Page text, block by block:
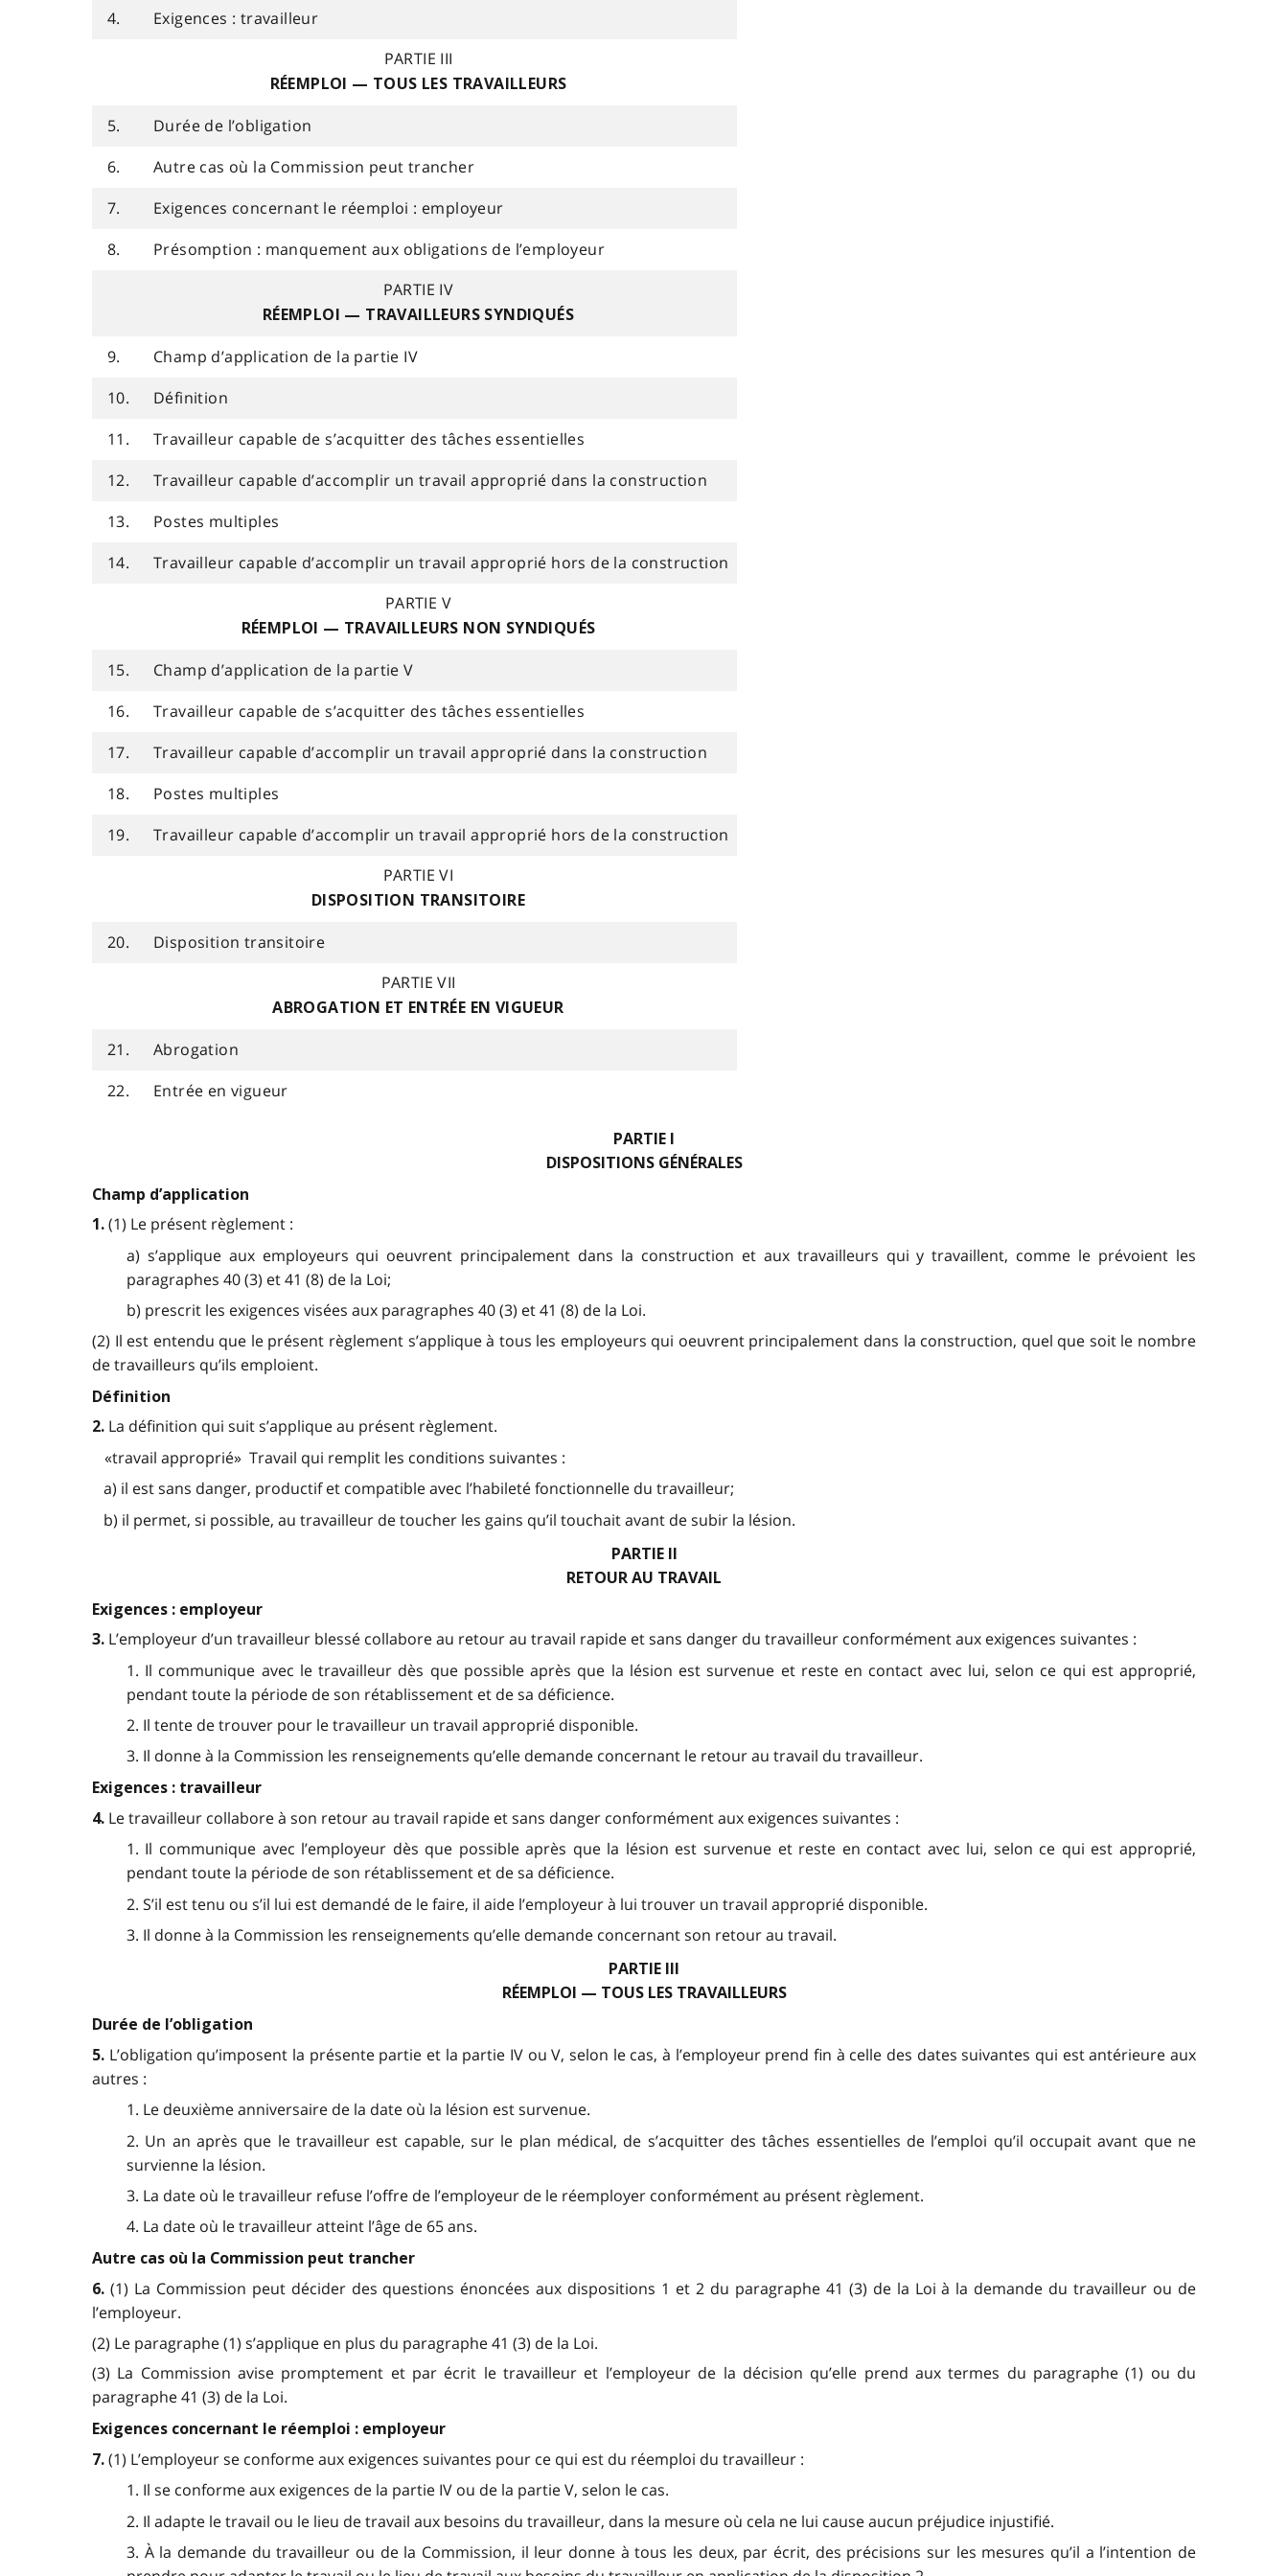
4.
Exigences : travailleur
PARTIE III
RÉEMPLOI — TOUS LES TRAVAILLEURS
5.
Durée de l’obligation
6.
Autre cas où la Commission peut trancher
7.
Exigences concernant le réemploi : employeur
8.
Présomption : manquement aux obligations de l’employeur
PARTIE IV
RÉEMPLOI — TRAVAILLEURS SYNDIQUÉS
9.
Champ d’application de la partie IV
10.
Définition
11.
Travailleur capable de s’acquitter des tâches essentielles
12.
Travailleur capable d’accomplir un travail approprié dans la construction
13.
Postes multiples
14.
Travailleur capable d’accomplir un travail approprié hors de la construction
PARTIE V
RÉEMPLOI — TRAVAILLEURS NON SYNDIQUÉS
15.
Champ d’application de la partie V
16.
Travailleur capable de s’acquitter des tâches essentielles
17.
Travailleur capable d’accomplir un travail approprié dans la construction
18.
Postes multiples
19.
Travailleur capable d’accomplir un travail approprié hors de la construction
PARTIE VI
DISPOSITION TRANSITOIRE
20.
Disposition transitoire
PARTIE VII
ABROGATION ET ENTRÉE EN VIGUEUR
21.
Abrogation
22.
Entrée en vigueur
PARTIE I
DISPOSITIONS GÉNÉRALES
Champ d’application
1. (1) Le présent règlement :
a) s’applique aux employeurs qui oeuvrent principalement dans la construction et aux travailleurs qui y travaillent, comme le prévoient les
paragraphes 40 (3) et 41 (8) de la Loi;
b) prescrit les exigences visées aux paragraphes 40 (3) et 41 (8) de la Loi.
(2) Il est entendu que le présent règlement s’applique à tous les employeurs qui oeuvrent principalement dans la construction, quel que soit le nombre
de travailleurs qu’ils emploient.
Définition
2. La définition qui suit s’applique au présent règlement.
«travail approprié» Travail qui remplit les conditions suivantes :
a) il est sans danger, productif et compatible avec l’habileté fonctionnelle du travailleur;
b) il permet, si possible, au travailleur de toucher les gains qu’il touchait avant de subir la lésion.
PARTIE II
RETOUR AU TRAVAIL
Exigences : employeur
3. L’employeur d’un travailleur blessé collabore au retour au travail rapide et sans danger du travailleur conformément aux exigences suivantes :
1. Il communique avec le travailleur dès que possible après que la lésion est survenue et reste en contact avec lui, selon ce qui est approprié,
pendant toute la période de son rétablissement et de sa déficience.
2. Il tente de trouver pour le travailleur un travail approprié disponible.
3. Il donne à la Commission les renseignements qu’elle demande concernant le retour au travail du travailleur.
Exigences : travailleur
4. Le travailleur collabore à son retour au travail rapide et sans danger conformément aux exigences suivantes :
1. Il communique avec l’employeur dès que possible après que la lésion est survenue et reste en contact avec lui, selon ce qui est approprié,
pendant toute la période de son rétablissement et de sa déficience.
2. S’il est tenu ou s’il lui est demandé de le faire, il aide l’employeur à lui trouver un travail approprié disponible.
3. Il donne à la Commission les renseignements qu’elle demande concernant son retour au travail.
PARTIE III
RÉEMPLOI — TOUS LES TRAVAILLEURS
Durée de l’obligation
5. L’obligation qu’imposent la présente partie et la partie IV ou V, selon le cas, à l’employeur prend fin à celle des dates suivantes qui est antérieure aux
autres :
1. Le deuxième anniversaire de la date où la lésion est survenue.
2. Un an après que le travailleur est capable, sur le plan médical, de s’acquitter des tâches essentielles de l’emploi qu’il occupait avant que ne
survienne la lésion.
3. La date où le travailleur refuse l’offre de l’employeur de le réemployer conformément au présent règlement.
4. La date où le travailleur atteint l’âge de 65 ans.
Autre cas où la Commission peut trancher
6. (1) La Commission peut décider des questions énoncées aux dispositions 1 et 2 du paragraphe 41 (3) de la Loi à la demande du travailleur ou de
l’employeur.
(2) Le paragraphe (1) s’applique en plus du paragraphe 41 (3) de la Loi.
(3) La Commission avise promptement et par écrit le travailleur et l’employeur de la décision qu’elle prend aux termes du paragraphe (1) ou du
paragraphe 41 (3) de la Loi.
Exigences concernant le réemploi : employeur
7. (1) L’employeur se conforme aux exigences suivantes pour ce qui est du réemploi du travailleur :
1. Il se conforme aux exigences de la partie IV ou de la partie V, selon le cas.
2. Il adapte le travail ou le lieu de travail aux besoins du travailleur, dans la mesure où cela ne lui cause aucun préjudice injustifié.
3. À la demande du travailleur ou de la Commission, il leur donne à tous les deux, par écrit, des précisions sur les mesures qu’il a l’intention de